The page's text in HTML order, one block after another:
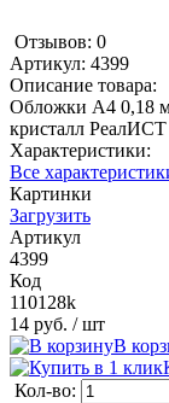
Отзывов: 0
Артикул: 4399
Описание товара:
Обложки А4 0,18
кристалл РеалИСТ
Характеристики:
Все
Картинки
Загрузить
Артикул
4399
Код
110128k
14 руб. / шт
В
Кол-во: